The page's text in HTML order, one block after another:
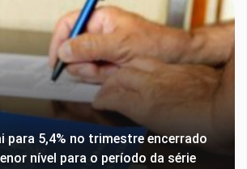
para 5,4% no trimestre encerrado
nível para o período da série